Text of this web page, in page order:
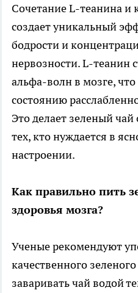
Сочетание L-теанина и
создает уникальный
бодрости и
нервозности. L-теанин
альфа-волн в мозге, что
состоянию
Это делает зеленый
тех, кто нуждается в
настроении.
Как правильно пить
здоровья мозга?
Ученые рекомендуют
качественного
заваривать чай водой